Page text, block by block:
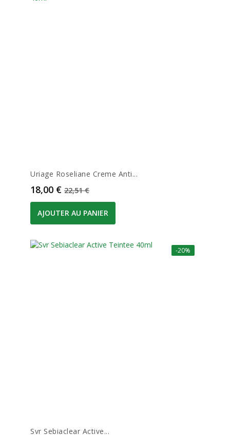
Uriage Roseliane Creme Anti...
Prix
18,00 € Prix de base
22,51 €
AJOUTER AU PANIER
-20%
Svr Sebiaclear Active...